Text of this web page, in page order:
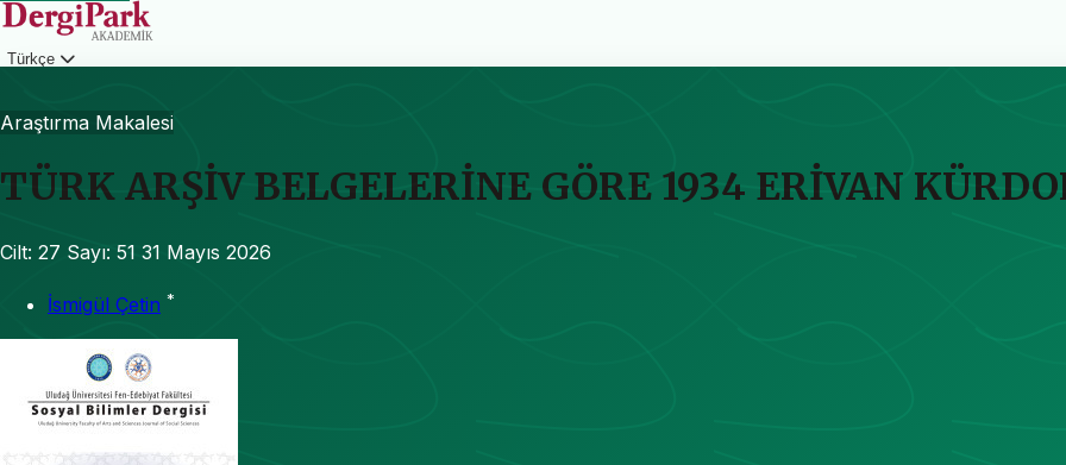
Türkçe
Araştırma Makalesi
TÜRK ARŞİV BELGELERİNE GÖRE 1934 ERİVAN
Cilt: 27 Sayı: 51 31 Mayıs 2026
İsmigül Çetin *